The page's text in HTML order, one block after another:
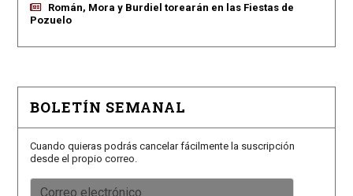
Román, Mora y Burdiel torearán en las Fiestas de
Pozuelo
BOLETÍN SEMANAL
Cuando quieras podrás cancelar fácilmente la suscripción
desde el propio correo.